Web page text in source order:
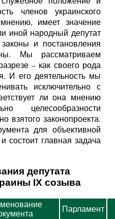
членов украинского
имеет значение
иной народный депутат
и постановления
Мы рассматриваем
– как своего рода
И его деятельность мы
исключительно с
ли она мнению
целесообразности
взятого законопроекта.
для объективной
состоит главная задача
депутата
IX созыва
Парламент